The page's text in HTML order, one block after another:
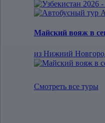
Майский вояж в
из Нижний
Смотреть все туры